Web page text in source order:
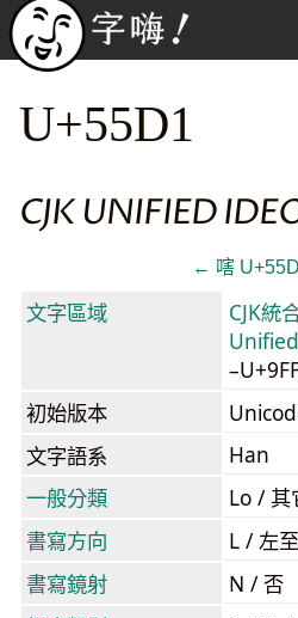
U+55D1
CJK UNIFIED
← 嗐
文字區域
CJK統
初始版本
文字語系
Han
一般分類
Lo /
書寫方向
L / 左
書寫鏡射
N / 否